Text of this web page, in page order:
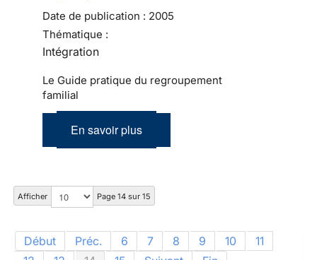
Date de publication : 2005
Thématique :
Intégration
Le Guide pratique du regroupement
familial
En savoir plus
Afficher Page 14 sur 15
Début Préc. 6 7 8 9 10
11